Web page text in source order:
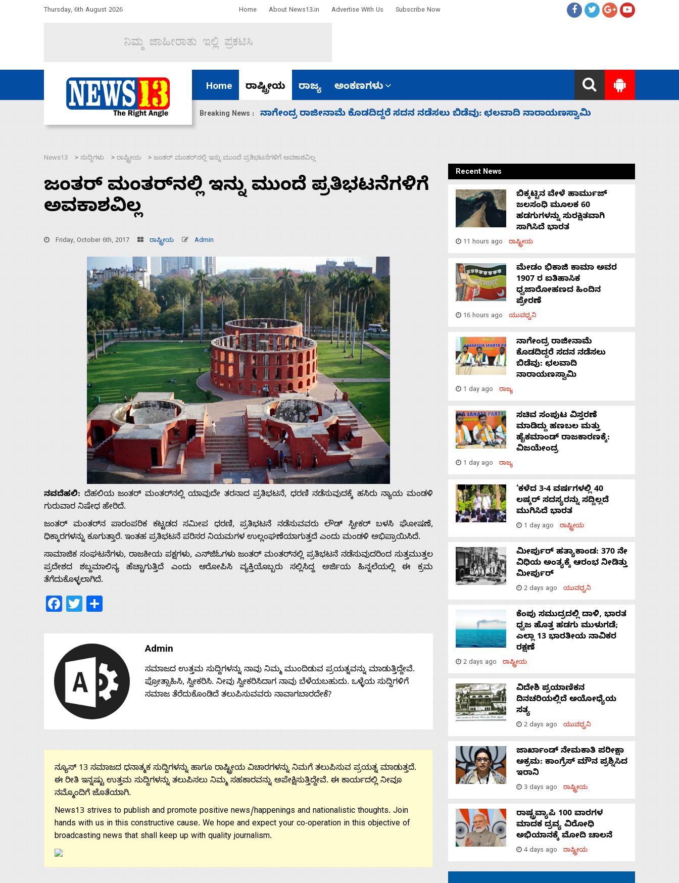
Thursday, 6th August 2026 Home About News13.in Advertise With Us Subscribe Now
Home ರಾಷ್ಟ್ರೀಯ ರಾಜ್ಯ ಅಂಕಣಗಳು
Breaking News :
ಸದನ ನಡೆಸಲು ಬಿಡೆವು: ಛಲವಾದಿ ನಾರಾಯಣಸ್ವಾಮಿ ಸಚಿವ ಸಂಪುಟ ವಿಸ್ತರಣೆ ಮಾಡಿದ್ದು ಹಣಬಲ ಮತ್ತು ಹೈಕಮಾಂಡ್ ರಾಜಕಾರಣಕ್ಕೆ: ವಿಜಯೇಂದ್ರ
Advertise
Contact
News13 > ಸುದ್ದಿಗಳು > ರಾಷ್ಟ್ರೀಯ > ಜಂತರ್ ಮಂತರ್‌ನಲ್ಲಿ ಇನ್ನು ಮುಂದೆ ಪ್ರತಿಭಟನೆಗಳಿಗೆ ಅವಕಾಶವಿಲ್ಲ
ಜಂತರ್ ಮಂತರ್‌ನಲ್ಲಿ ಇನ್ನು ಮುಂದೆ ಪ್ರತಿಭಟನೆಗಳಿಗೆ
ಅವಕಾಶವಿಲ್ಲ
Friday, October 6th, 2017 ರಾಷ್ಟ್ರೀಯ Admin
ನವದೆಹಲಿ: ದೆಹಲಿಯ ಜಂತರ್ ಮಂತರ್‌ನಲ್ಲಿ ಯಾವುದೇ ತರನಾದ ಪ್ರತಿಭಟನೆ, ಧರಣಿ ನಡೆಸುವುದಕ್ಕೆ ಹಸಿರು ನ್ಯಾಯ ಮಂಡಳಿ
ಗುರುವಾರ ನಿಷೇಧ ಹೇರಿದೆ.
ಜಂತರ್ ಮಂತರ್‌ನ ಪಾರಂಪರಿಕ ಕಟ್ಟಡದ ಸಮೀಪ ಧರಣಿ, ಪ್ರತಿಭಟನೆ ನಡೆಸುವವರು ಲೌಡ್ ಸ್ಪೀಕರ್ ಬಳಸಿ ಘೋಷಣೆ,
ಧಿಕ್ಕಾರಗಳನ್ನು ಕೂಗುತ್ತಾರೆ. ಇಂತಹ ಪ್ರತಿಭಟನೆ ಪರಿಸರ ನಿಯಮಗಳ ಉಲ್ಲಂಘಣೆಯಾಗುತ್ತದೆ ಎಂದು ಮಂಡಳಿ ಅಭಿಪ್ರಾಯಿಸಿದೆ.
ಸಾಮಾಜಿಕ ಸಂಘಟನೆಗಳು, ರಾಜಕೀಯ ಪಕ್ಷಗಳು, ಎನ್‌ಜಿಓಗಳು ಜಂತರ್ ಮಂತರ್‌ನಲ್ಲಿ ಪ್ರತಿಭಟನೆ ನಡೆಸುವುದರಿಂದ ಸುತ್ತಮುತ್ತಲ
ಪ್ರದೇಶದ ಶಬ್ದಮಾಲಿನ್ಯ ಹೆಚ್ಚಾಗುತ್ತಿದೆ ಎಂದು ಆರೋಪಿಸಿ ವ್ಯಕ್ತಿಯೊಬ್ಬರು ಸಲ್ಲಿಸಿದ್ದ ಅರ್ಜಿಯ ಹಿನ್ನಲೆಯಲ್ಲಿ ಈ ಕ್ರಮ
ತೆಗೆದುಕೊಳ್ಳಲಾಗಿದೆ.
Facebook
Twitter
Admin
ಸಮಾಜದ ಉತ್ತಮ ಸುದ್ದಿಗಳನ್ನು ನಾವು ನಿಮ್ಮ ಮುಂದಿಡುವ ಪ್ರಯತ್ನವನ್ನು ಮಾಡುತ್ತಿದ್ದೇವೆ.
ಪ್ರೋತ್ಸಾಹಿಸಿ, ಸ್ವೀಕರಿಸಿ. ನೀವು ಸ್ವೀಕರಿಸಿದಾಗ ನಾವು ಬೆಳೆಯಬಹುದು. ಒಳ್ಳೆಯ ಸುದ್ದಿಗಳಿಗೆ
ಸಮಾಜ ತೆರೆದುಕೊಂಡಿದೆ ತಲುಪಿಸುವವರು ನಾವಾಗಬಾರದೇಕೆ?
ನ್ಯೂಸ್ 13 ಸಮಾಜದ ಧನಾತ್ಮಕ ಸುದ್ದಿಗಳನ್ನು ಹಾಗೂ ರಾಷ್ಟ್ರೀಯ ವಿಚಾರಗಳನ್ನು ನಿಮಗೆ ತಲುಪಿಸುವ ಪ್ರಯತ್ನ ಮಾಡುತ್ತದೆ.
ಈ ರೀತಿ ಇನ್ನಷ್ಟು ಉತ್ತಮ ಸುದ್ದಿಗಳನ್ನು ತಲುಪಿಸಲು ನಿಮ್ಮ ಸಹಕಾರವನ್ನು ಅಪೇಕ್ಷಿಸುತ್ತಿದ್ದೇವೆ. ಈ ಕಾರ್ಯದಲ್ಲಿ ನೀವೂ
ನಮ್ಮೊಂದಿಗೆ ಜೊತೆಯಾಗಿ.
News13 strives to publish and promote positive news/happenings and nationalistic thoughts. Join
hands with us in this constructive cause. We hope and expect your co-operation in this objective of
broadcasting news that shall keep up with quality journalism.
Recent News
ಬಿಕ್ಕಟ್ಟಿನ ವೇಳೆ ಹಾರ್ಮುಜ್
ಜಲಸಂಧಿ ಮೂಲಕ 60
ಹಡಗುಗಳನ್ನು ಸುರಕ್ಷಿತವಾಗಿ
ಸಾಗಿಸಿದೆ ಭಾರತ
11 hours ago ರಾಷ್ಟ್ರೀಯ
ಮೇಡಂ ಭಿಕಾಜಿ ಕಾಮಾ ಅವರ
1907 ರ ಐತಿಹಾಸಿಕ
ಧ್ವಜಾರೋಹಣದ ಹಿಂದಿನ
ಪ್ರೇರಣೆ
16 hours ago ಯುವಧ್ವನಿ
ನಾಗೇಂದ್ರ ರಾಜೀನಾಮೆ
ಕೊಡದಿದ್ದರೆ ಸದನ ನಡೆಸಲು
ಬಿಡೆವು: ಛಲವಾದಿ
ನಾರಾಯಣಸ್ವಾಮಿ
1 day ago ರಾಜ್ಯ
ಸಚಿವ ಸಂಪುಟ ವಿಸ್ತರಣೆ
ಮಾಡಿದ್ದು ಹಣಬಲ ಮತ್ತು
ಹೈಕಮಾಂಡ್ ರಾಜಕಾರಣಕ್ಕೆ:
ವಿಜಯೇಂದ್ರ
1 day ago ರಾಜ್ಯ
‘ಕಳೆದ 3-4 ವರ್ಷಗಳಲ್ಲಿ 40
ಲಷ್ಕರ್ ಸದಸ್ಯರನ್ನು ಸದ್ದಿಲ್ಲದೆ
ಮುಗಿಸಿದೆ ಭಾರತ
1 day ago ರಾಷ್ಟ್ರೀಯ
ಮೀರ್ಪುರ್ ಹತ್ಯಾಕಾಂಡ: 370 ನೇ
ವಿಧಿಯ ಅಂತ್ಯಕ್ಕೆ ಆರಂಭ ನೀಡಿತ್ತು
ಮೀರ್ಪುರ್
2 days ago ಯುವಧ್ವನಿ
ಕೆಂಪು ಸಮುದ್ರದಲ್ಲಿ ದಾಳಿ, ಭಾರತ
ಧ್ವಜ ಹೊತ್ತ ಹಡಗು ಮುಳುಗಡೆ;
ಎಲ್ಲಾ 13 ಭಾರತೀಯ ನಾವಿಕರ
ರಕ್ಷಣೆ
2 days ago ರಾಷ್ಟ್ರೀಯ
ವಿದೇಶಿ ಪ್ರಯಾಣಿಕನ
ದಿನಚರಿಯಲ್ಲಿದೆ ಅಯೋಧ್ಯೆಯ
ಸತ್ಯ
2 days ago ಯುವಧ್ವನಿ
ಜಾರ್ಖಾಂಡ್‌ ನೇಮಕಾತಿ ಪರೀಕ್ಷಾ
ಅಕ್ರಮ: ಕಾಂಗ್ರೆಸ್‌ ಮೌನ ಪ್ರಶ್ನಿಸಿದ
ಇರಾನಿ
3 days ago ರಾಷ್ಟ್ರೀಯ
ರಾಷ್ಟ್ರವ್ಯಾಪಿ 100 ವಾರಗಳ
ಮಾದಕ ದ್ರವ್ಯ ವಿರೋಧಿ
ಅಭಿಯಾನಕ್ಕೆ ಮೋದಿ ಚಾಲನೆ
4 days ago ರಾಷ್ಟ್ರೀಯ